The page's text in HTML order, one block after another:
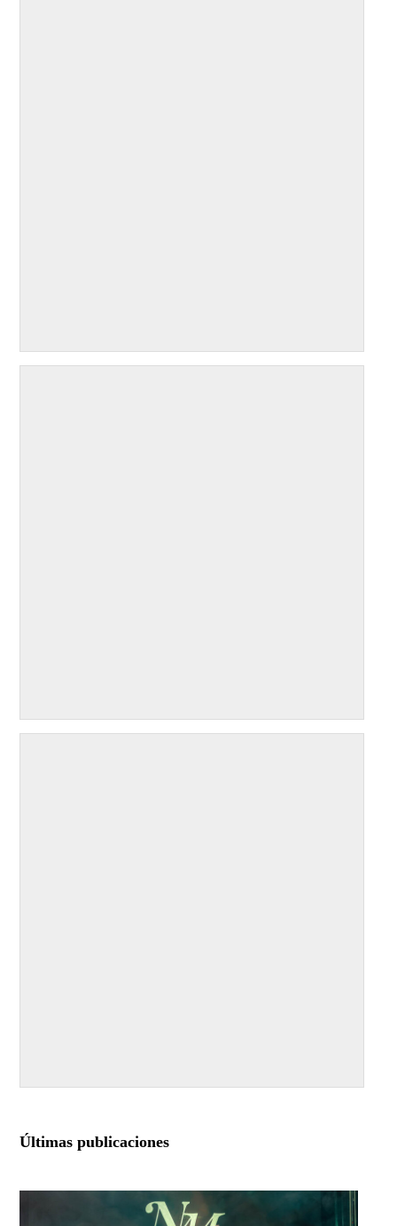
Últimas publicaciones